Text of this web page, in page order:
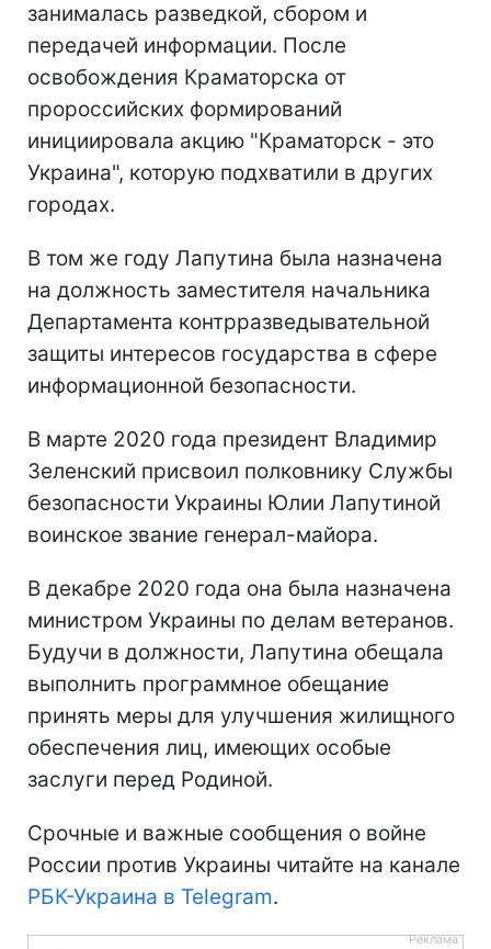
занималась разведкой, сбором и
передачей информации. После
освобождения Краматорска от
пророссийских формирований
инициировала акцию "Краматорск - это
Украина", которую подхватили в других
городах.
В том же году Лапутина была назначена
на должность заместителя начальника
Департамента контрразведывательной
защиты интересов государства в сфере
информационной безопасности.
В марте 2020 года президент Владимир
Зеленский присвоил полковнику Службы
безопасности Украины Юлии Лапутиной
воинское звание генерал-майора.
В декабре 2020 года она была назначена
министром Украины по делам ветеранов.
Будучи в должности, Лапутина обещала
выполнить программное обещание
принять меры для улучшения жилищного
обеспечения лиц, имеющих особые
заслуги перед Родиной.
Срочные и важные сообщения о войне
России против Украины читайте на канале
РБК-Украина в Telegram.